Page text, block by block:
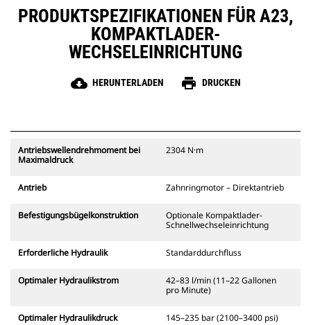
PRODUKTSPEZIFIKATIONEN FÜR A23,
KOMPAKTLADER-
WECHSELEINRICHTUNG
cloud_download HERUNTERLADEN print DRUCKEN
Antriebswellendrehmoment bei
Maximaldruck
2304 N·m
Antrieb Zahnringmotor – Direktantrieb
Befestigungsbügelkonstruktion
Optionale Kompaktlader-
Schnellwechseleinrichtung
Erforderliche Hydraulik Standarddurchfluss
Optimaler Hydraulikstrom
42–83 l/min (11–22 Gallonen
pro Minute)
Optimaler Hydraulikdruck 145–235 bar (2100–3400 psi)